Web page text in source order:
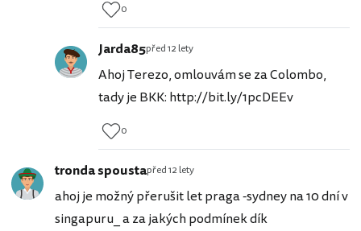
0
Jarda85před 12 lety
Ahoj Terezo, omlouvám se za Colombo,
tady je BKK: http://bit.ly/1pcDEEv
0
tronda spoustapřed 12 lety
ahoj je možný přerušit let praga -sydney na 10 dní v
singapuru_ a za jakých podmínek dík